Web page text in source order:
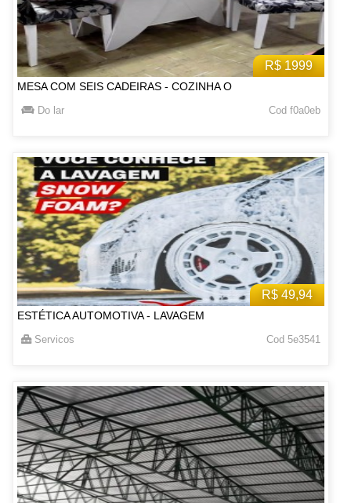
R$ 1999
MESA COM SEIS CADEIRAS - COZINHA O
Do lar Cod f0a0eb
R$ 49,94
ESTÉTICA AUTOMOTIVA - LAVAGEM
Servicos Cod 5e3541